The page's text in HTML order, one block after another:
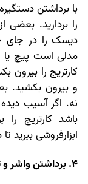
با برداشتن
را بردارید. بعضی
دیسک را در جای
مدلی است پیچ یا
کارتریج را بیرون
و بیرون بکشید.
نه. اگر آسیب
باشد کارتریج را
ابزارفروشی ببرید
4. برداشتن واشر و تمیز کردن ورودی لوله